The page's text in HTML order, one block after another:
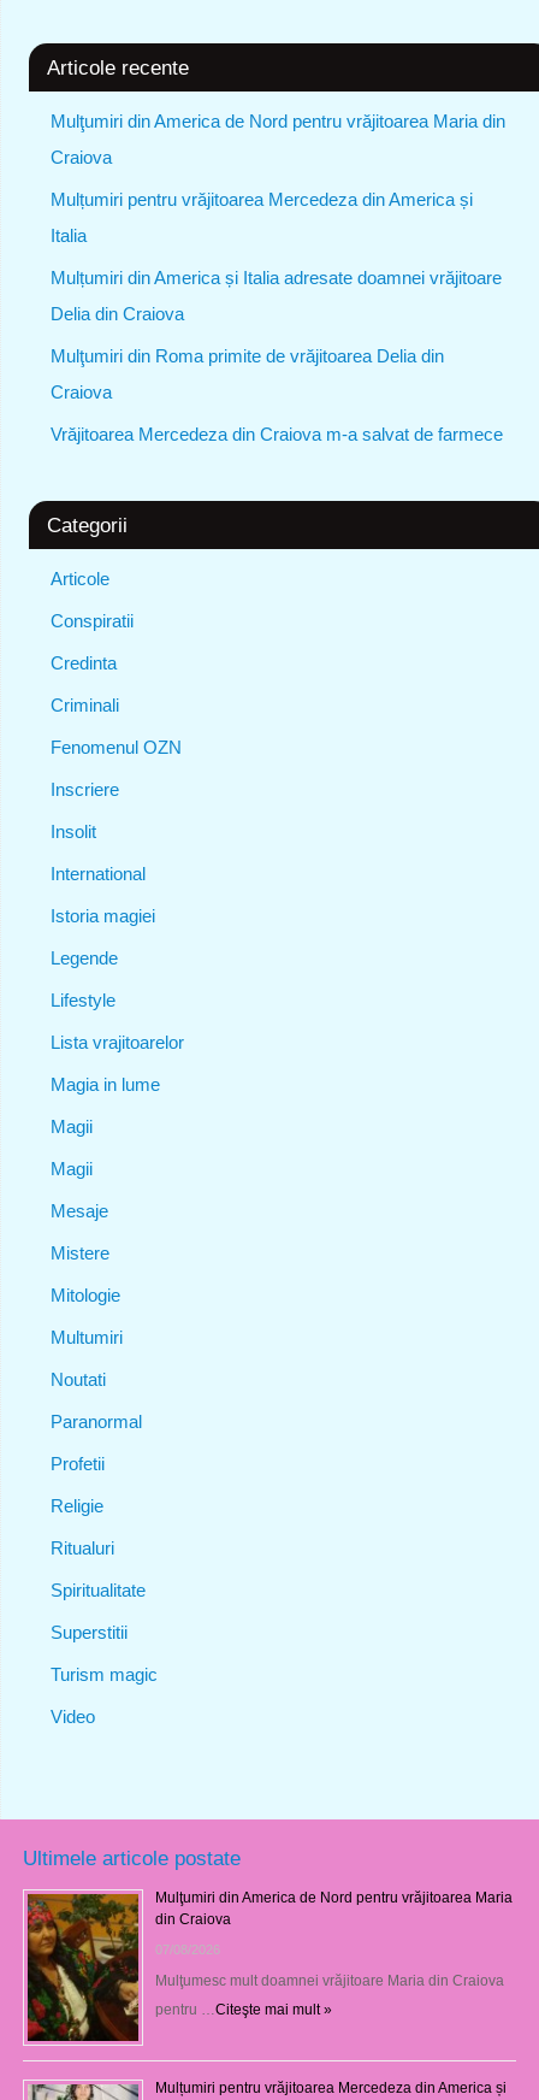
Articole recente
Mulţumiri din America de Nord pentru vrăjitoarea Maria din
Craiova
Mulțumiri pentru vrăjitoarea Mercedeza din America și
Italia
Mulțumiri din America și Italia adresate doamnei vrăjitoare
Delia din Craiova
Mulţumiri din Roma primite de vrăjitoarea Delia din
Craiova
Vrăjitoarea Mercedeza din Craiova m-a salvat de farmece
Categorii
Articole
Conspiratii
Credinta
Criminali
Fenomenul OZN
Inscriere
Insolit
International
Istoria magiei
Legende
Lifestyle
Lista vrajitoarelor
Magia in lume
Magii
Magii
Mesaje
Mistere
Mitologie
Multumiri
Noutati
Paranormal
Profetii
Religie
Ritualuri
Spiritualitate
Superstitii
Turism magic
Video
Ultimele articole postate
Mulţumiri din America de Nord pentru vrăjitoarea Maria
din Craiova
07/08/2026
Mulţumesc mult doamnei vrăjitoare Maria din Craiova
pentru …Citeşte mai mult »
Mulțumiri pentru vrăjitoarea Mercedeza din America și